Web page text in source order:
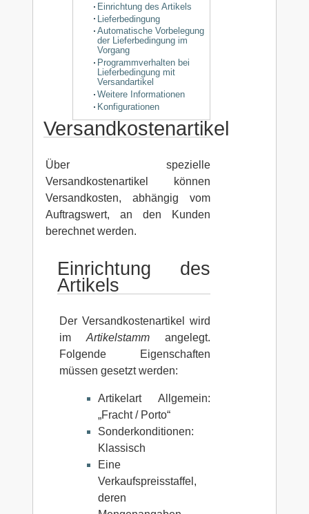
Einrichtung des Artikels
Lieferbedingung
Automatische Vorbelegung
der Lieferbedingung im
Vorgang
Programmverhalten bei
Lieferbedingung mit
Versandartikel
Weitere Informationen
Konfigurationen
Versandkostenartikel
Über spezielle
Versandkostenartikel können
Versandkosten, abhängig vom
Auftragswert, an den Kunden
berechnet werden.
Einrichtung des
Artikels
Der Versandkostenartikel wird
im Artikelstammangelegt.
Folgende Eigenschaften
müssen gesetzt werden:
Artikelart Allgemein:
„Fracht / Porto“
Sonderkonditionen:
Klassisch
Eine
Verkaufspreisstaffel,
deren